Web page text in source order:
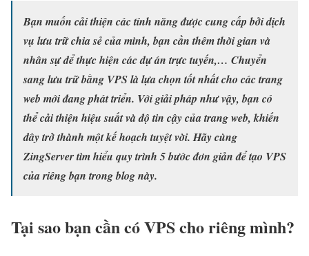
Bạn muốn cải thiện các tính năng được cung cấp bởi dịch
vụ lưu trữ chia sẻ của mình, bạn cần thêm thời gian và
nhân sự để thực hiện các dự án trực tuyến,… Chuyển
sang lưu trữ bằng VPS là lựa chọn tốt nhất cho các trang
web mới đang phát triển. Với giải pháp như vậy, bạn có
thể cải thiện hiệu suất và độ tin cậy của trang web, khiến
đây trở thành một kế hoạch tuyệt vời. Hãy cùng
ZingServer tìm hiểu quy trình 5 bước đơn giản để tạo VPS
của riêng bạn trong blog này.
Tại sao bạn cần có VPS cho riêng mình?